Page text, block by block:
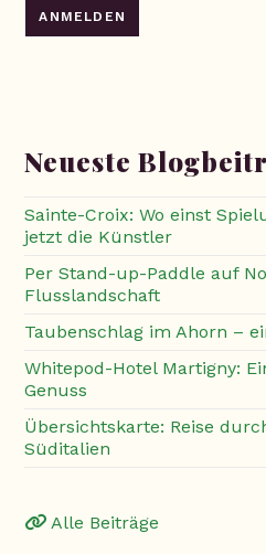
Neueste
Sainte-Croix: Wo einst
jetzt die Künstler
Per Stand-up-Paddle auf
Flusslandschaft
Taubenschlag im Ahorn –
Whitepod-Hotel Martigny:
Genuss
Übersichtskarte: Reise
Süditalien
Alle Beiträge